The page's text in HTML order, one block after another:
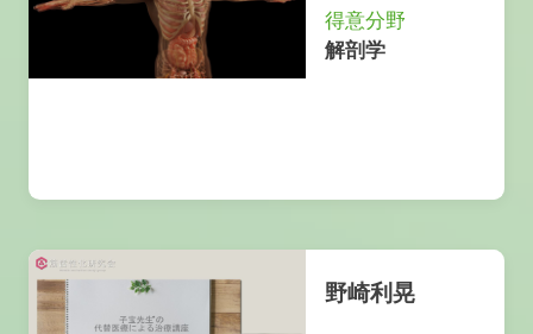
得意分野
解剖学
野崎利晃